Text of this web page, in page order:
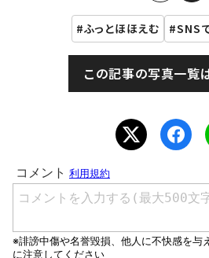
ふっとほほえむ SNS
この記事の写真一覧